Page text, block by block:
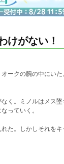
けがない！
クの腕の中にい
。ミノルはメス
っていく。
。しかしそれを